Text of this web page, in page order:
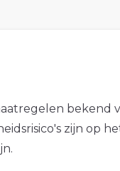
bekend
zijn op